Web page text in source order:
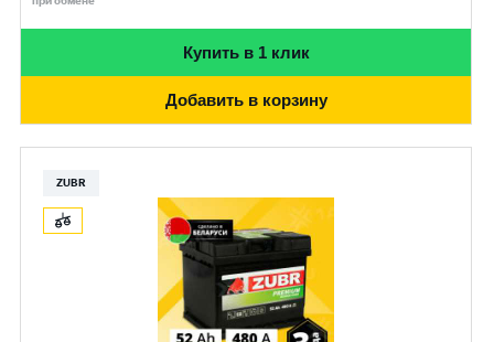
Купить в 1 клик
Добавить в корзину
ZUBR